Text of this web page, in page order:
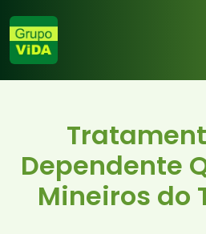
Dependente
Mineiros do